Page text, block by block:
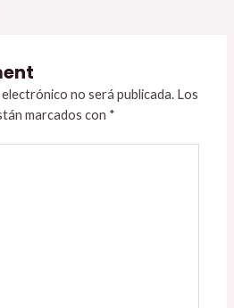
no será publicada. Los
marcados con *